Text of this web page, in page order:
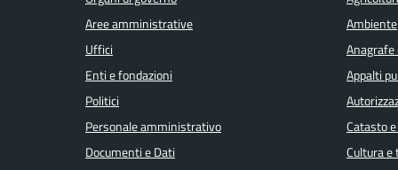
Aree amministrative
Uffici
Enti e fondazioni
Politici
Personale amministrativo
Documenti e Dati
Ambiente
Appalti
Catasto
Cultura e